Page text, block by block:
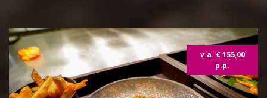
v.a. € 155,00
p.p.